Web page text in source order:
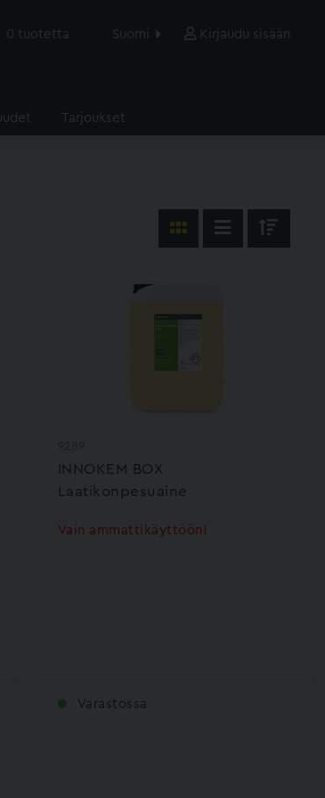
0 tuotetta Suomi Kirjaudu sisään
Tarjoukset
INNOKEM BOX
Laatikonpesuaine
Varastossa
Vain ammattikäyttöön!